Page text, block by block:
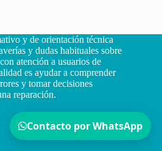
y de orientación técnica
y dudas habituales sobre
atención a usuarios de
es ayudar a comprender
y tomar decisiones
reparación.
Contacto por WhatsApp